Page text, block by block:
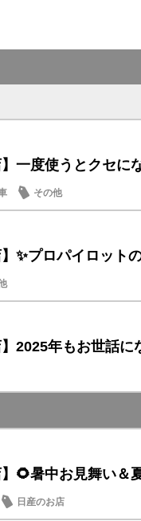
】一度使うとクセに
その他
】✨プロパイロット
】2025年もお世話に
】🌻暑中お見舞い＆
日産のお店